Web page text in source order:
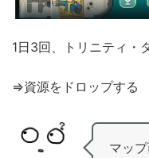
1日3回、トリニティ・
⇒資源をドロップする
マッ